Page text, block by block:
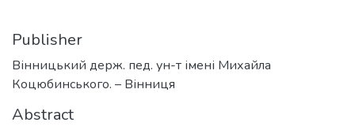
Publisher
Вінницький держ. пед. ун-т імені Михайла
Коцюбинського. – Вінниця
Abstract